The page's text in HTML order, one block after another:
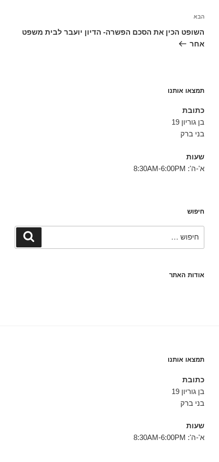
הפוסט
הבא
הבא
השופט הכין את הסכם הפשרה- הדיון יועבר לבית משפט
אחר
תמצאו אותנו
כתובת
בן גוריון 19
בני ברק
שעות
א'-ה': 8:30AM-6:00PM
חיפוש
חיפוש
אודות האתר
תמצאו אותנו
כתובת
בן גוריון 19
בני ברק
שעות
א'-ה': 8:30AM-6:00PM